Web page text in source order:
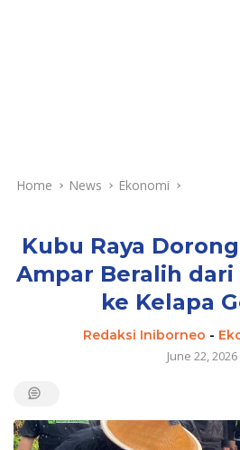
Home News Ekonomi
Kubu Raya
Ampar Beralih dari
ke Kelapa
Redaksi Iniborneo -
June 22, 2026